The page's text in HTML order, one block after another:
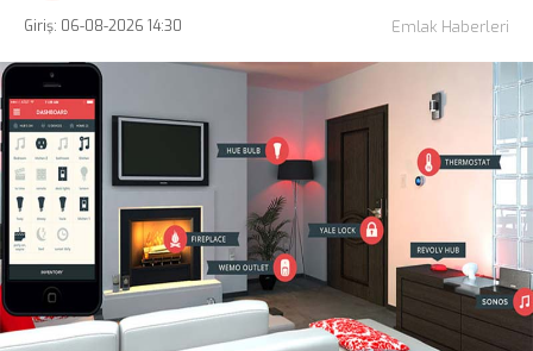
Giriş: 06-08-2026 14:30 Emlak Haberleri